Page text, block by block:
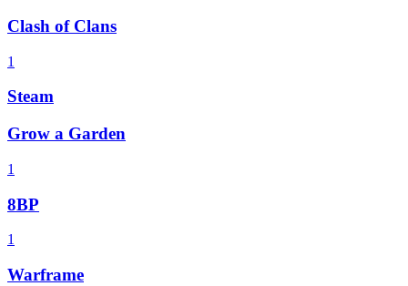
Clash of Clans
1
Steam
Grow a Garden
1
8BP
1
Warframe